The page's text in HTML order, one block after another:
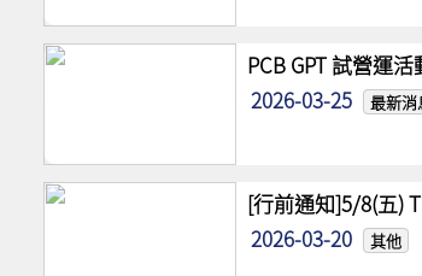
PCB GPT 試營運
2026-03-25
最新消
[行前通知]5/8(五)
2026-03-20
其他